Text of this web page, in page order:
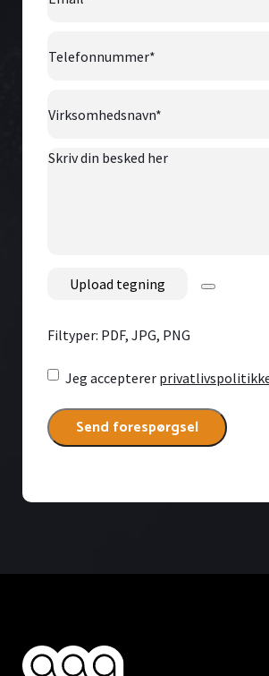
Skriv
Filtyper: PDF, JPG, PNG
Consent*
Jeg accepterer